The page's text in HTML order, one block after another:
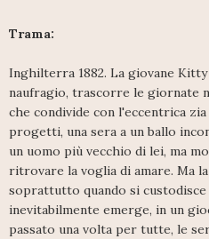
Trama:
Inghilterra 1882. La giovane Kitty
naufragio, trascorre le giornate
che condivide con l'eccentrica zia
progetti, una sera a un ballo
un uomo più vecchio di lei, ma
ritrovare la voglia di amare. Ma
soprattutto quando si
inevitabilmente emerge, in un
passato una volta per tutte, le